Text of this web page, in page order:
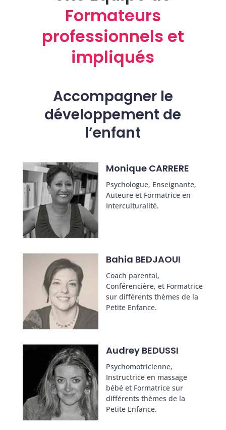
Formateurs
professionnels et
impliqués
Accompagner le
développement de
l’enfant
Monique CARRERE
Psychologue, Enseignante,
Auteure et Formatrice en
Interculturalité.
Bahia BEDJAOUI
Coach parental,
Conférencière, et Formatrice
sur différents thèmes de la
Petite Enfance.
Audrey BEDUSSI
Psychomotricienne,
Instructrice en massage
bébé et Formatrice sur
différents thèmes de la
Petite Enfance.